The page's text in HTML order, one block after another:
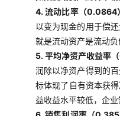
4. 流动比率（0.0864
以变为现金的用于偿
就是流动资产是流动
5. 平均净资产收益率（
润除以净资产得到的
标体现了自有资本获
益收益水平较低，企业